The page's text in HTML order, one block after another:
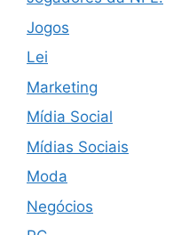
Jogos
Lei
Marketing
Mídia Social
Mídias Sociais
Moda
Negócios